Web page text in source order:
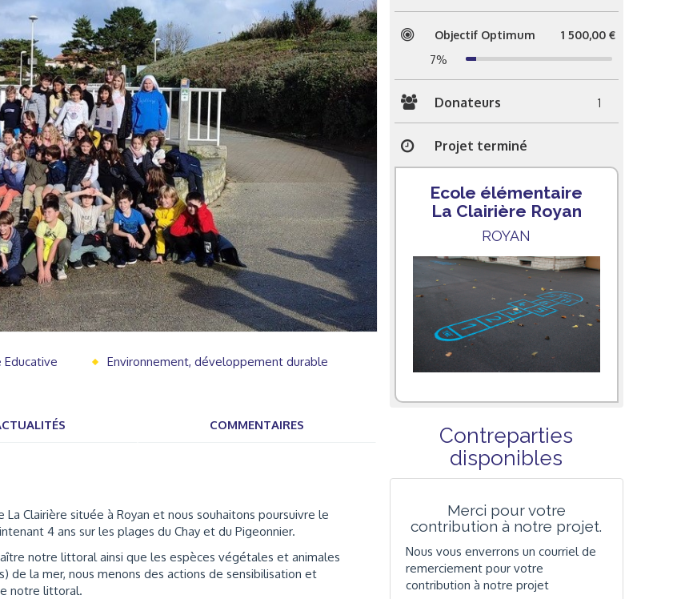
Educative Environnement, développement durable
COMMENTAIRES
La Clairière située à Royan et nous souhaitons poursuivre le
4 ans sur les plages du Chay et du Pigeonnier.
notre littoral ainsi que les espèces végétales et animales
de la mer, nous menons des actions de sensibilisation et
notre littoral.
Objectif Optimum 1 500,00 €
7%
Donateurs 1
Projet terminé
Ecole élémentaire
La Clairière Royan
ROYAN
Contreparties
disponibles
Merci pour votre
contribution à notre projet.
Nous vous enverrons un courriel de
remerciement pour votre
contribution à notre projet